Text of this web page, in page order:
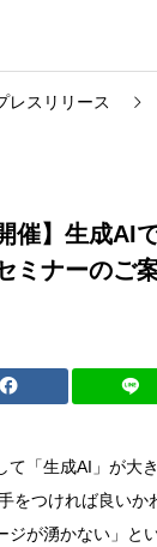
レスリリース
催】生成AI
ミナーのご
て「生成AI」が大
をつければ良いか
ジが湧かない」と